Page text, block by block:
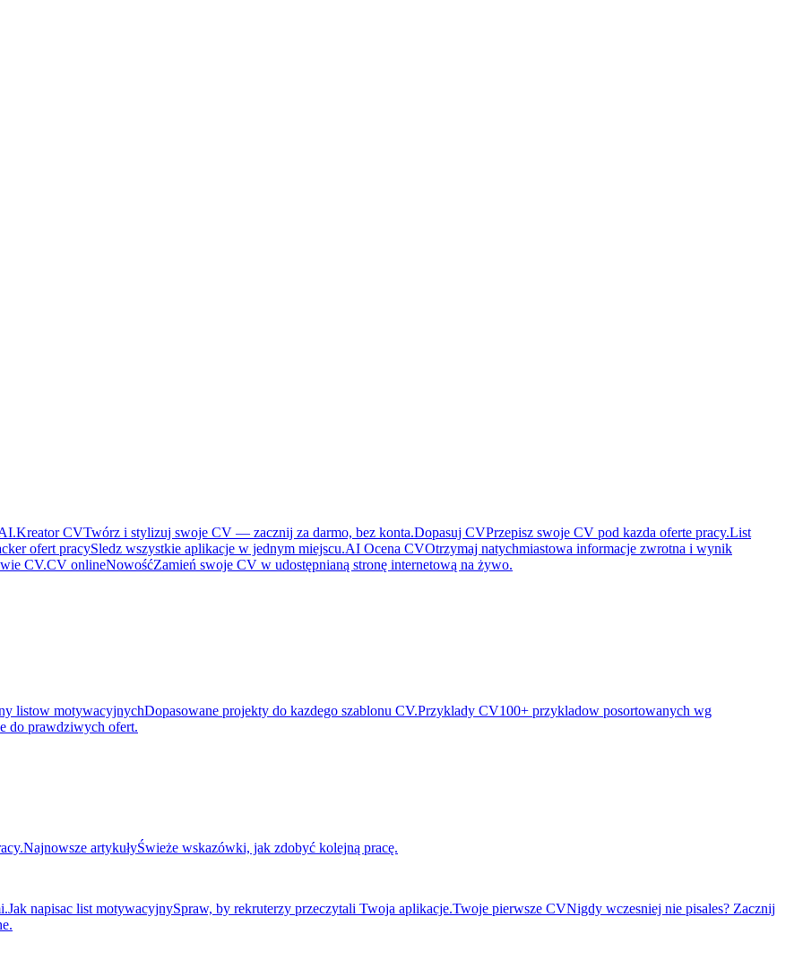
Kreator CVTwórz i stylizuj swoje CV — zacznij za darmo, bez konta.Dopasuj CVPrzepisz swoje CV pod kazda oferte pracy.List
ofert pracySledz wszystkie aplikacje w jednym miejscu.AI Ocena CVOtrzymaj natychmiastowa informacje zwrotna i wynik
CV.CV onlineNowośćZamień swoje CV w udostępnianą stronę internetową na żywo.
listow motywacyjnychDopasowane projekty do kazdego szablonu CV.Przyklady CV100+ przykladow posortowanych wg
do prawdziwych ofert.
Najnowsze artykułyŚwieże wskazówki, jak zdobyć kolejną pracę.
Jak napisac list motywacyjnySpraw, by rekruterzy przeczytali Twoja aplikacje.Twoje pierwsze CVNigdy wczesniej nie pisales? Zacznij